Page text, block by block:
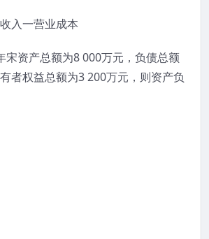
入一营业成本
宋资产总额为8 000万元，负债总额
者权益总额为3 200万元，则资产负